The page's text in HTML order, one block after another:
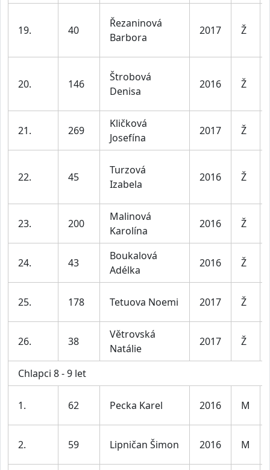
19. 40
Řezaninová
Barbora
2017 Ž
20. 146
Štrobová
Denisa
2016 Ž
21. 269
Kličková
Josefína
2017 Ž
22. 45
Turzová
Izabela
2016 Ž
23. 200
Malinová
Karolína
2016 Ž
24. 43
Boukalová
Adélka
2016 Ž
25. 178 Tetuova Noemi 2017 Ž
26. 38
Větrovská
Natálie
2017 Ž
Chlapci 8 - 9 let
1. 62 Pecka Karel 2016 M
2. 59 Lipničan Šimon 2016 M